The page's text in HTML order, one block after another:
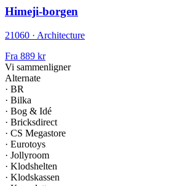
Himeji-borgen
21060 · Architecture
Fra 889 kr
Vi sammenligner
Alternate
· BR
· Bilka
· Bog & Idé
· Bricksdirect
· CS Megastore
· Eurotoys
· Jollyroom
· Klodshelten
· Klodskassen